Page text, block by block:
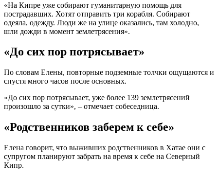
«На Кипре уже собирают гуманитарную помощь для
пострадавших. Хотят отправить три корабля. Собирают
одеяла, одежду. Люди же на улице оказались, там холодно,
шли дожди в момент землетрясения».
«До сих пор потрясывает»
По словам Елены, повторные подземные толчки ощущаются и
спустя много часов после основных.
«До сих пор потрясывает, уже более 139 землетрясений
произошло за сутки», – отмечает собеседница.
«Родственников заберем к себе»
Елена говорит, что выживших родственников в Хатае они с
супругом планируют забрать на время к себе на Северный
Кипр.